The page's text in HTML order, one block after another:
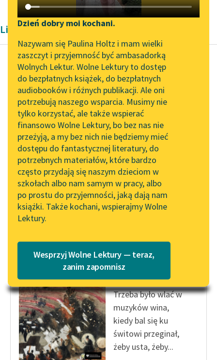
Katalog DAISY
Podkasty o książkach
Zgłoś brak utworu
Aktualności
„Prokurator Alicja Horn”
do słuchania
Byliśmy częścią AI Impact
Lab
Zapraszamy na spotkanie
online z tłumaczkami
literatury skandynawskiej
Spotkanie z Katarzyną
Tunkiel w Oslo
102. lata temu zmarł
Joseph Conrad
Lektury szkolne i klasyka
literatury do słuchania dla
uczennic i uczniów z
niepełnosprawnościami
E-kolekcja lektur
szkolnych i literatury do
słuchania dla uczennic i
uczniów z
Narzędzia
Mapa Wolnych Lektur
Leśmianator
Przewodnik dla piszących i
czytających
API
OAI-PMH
Widget Wolnych Lektur
Przypisy
Katalog w formacie PDF
Dzień dobry moi kochani.
Nazywam się Paulina Holtz i mam wielki
zaszczyt i przyjemność być ambasadorką
Wolnych Lektur. Wolne Lektury to dostęp
do bezpłatnych książek, do bezpłatnych
audiobooków i różnych publikacji. Ale oni
potrzebują naszego wsparcia. Musimy nie
tylko korzystać, ale także wspierać
finansowo Wolne Lektury, bo bez nas nie
przeżyją, a my bez nich nie będziemy mieć
dostępu do fantastycznej literatury, do
potrzebnych materiałów, które bardzo
często przydają się naszym dzieciom w
szkołach albo nam samym w pracy, albo
po prostu do przyjemności, jaką dają nam
książki. Także kochani, wspierajmy Wolne
Lektury.
Wesprzyj Wolne Lektury — teraz,
zanim zapomnisz
Liryka Konstantego Ildefonsa Gałczyńskiego
Konstanty Ildefons
Gałczyński
Bal u Salomona
Muzyka poszła spiralą
i trochę strach nad salą
i pod salą:
wyciągnęły się te
roślinności...
Czytaj więcej
Konstanty Ildefons
Gałczyński
Bal u Salomona
Trzeba było wlać w
muzyków wina,
kiedy bal się ku
świtowi przeginał,
żeby usta, żeby...